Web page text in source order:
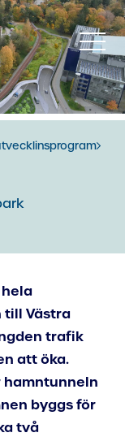
till Västra
trafik
att öka.
hamntunneln
byggs för
två